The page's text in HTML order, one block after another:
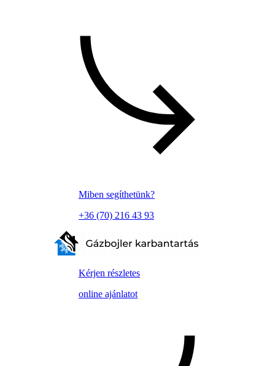
Miben segíthetünk?
+36 (70) 216 43 93
Kérjen részletes
online ajánlatot